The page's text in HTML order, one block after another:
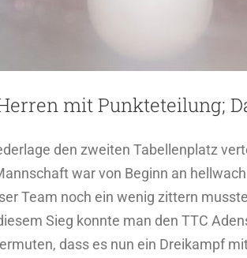
mit Punkteteilung;
den zweiten Tabellenplatz
war von Beginn an
Team noch ein wenig zittern
Sieg konnte man den TTC
dass es nun ein Dreikampf